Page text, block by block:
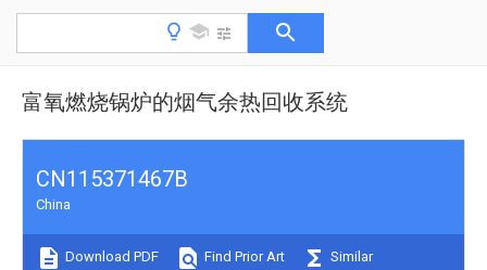
富氧燃烧锅炉的烟气余热回收系统
CN115371467B
China
Download PDF Find Prior Art Similar